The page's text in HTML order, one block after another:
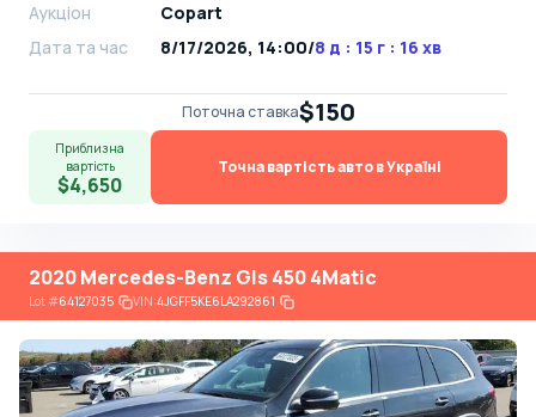
Аукціон
Copart
Дата та час
8/17/2026, 14:00/8 д : 15 г : 16 хв
Поточна ставка$150
Приблизна
вартість
$4,650
Точна вартість авто в Україні
2020 Mercedes-Benz Gls 450 4Matic
Lot#64127035 VIN:4JGFF5KE6LA292861